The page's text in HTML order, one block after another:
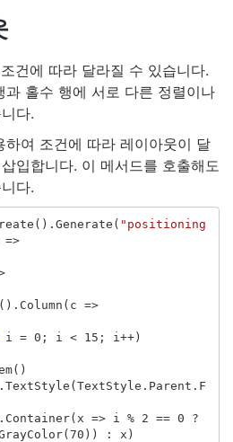
건에 따라 달라질 수 있습니다.
과 홀수 행에 서로 다른 정렬이나
다.
하여 조건에 따라 레이아웃이 달
입합니다. 이 메서드를 호출해도
다.
(). Generate ( "positioning
=>
(). Column ( c =>
i = 0 ; i < 15 ; i ++)
()
. TextStyle ( TextStyle . Parent . F
. Container( x => i % 2 == 0
?
( 70 )) : x )